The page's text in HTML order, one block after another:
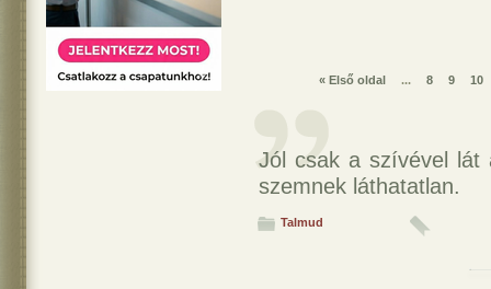
« Első oldal ... 8 9 10
Jól csak a szívével lát
szemnek láthatatlan.
Talmud